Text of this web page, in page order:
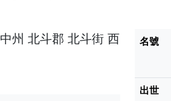
州 北斗郡 北斗街 西
名號
出世